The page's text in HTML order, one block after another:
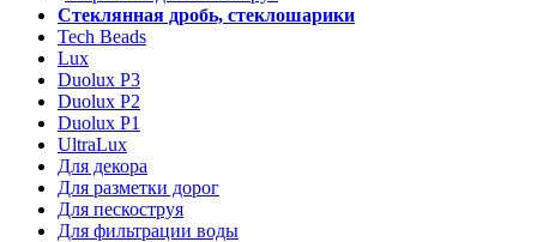
Стеклянная дробь, стеклошарики
Tech Beads
Lux
Duolux P3
Duolux P2
Duolux P1
UltraLux
Для декора
Для разметки дорог
Для пескоструя
Для фильтрации воды